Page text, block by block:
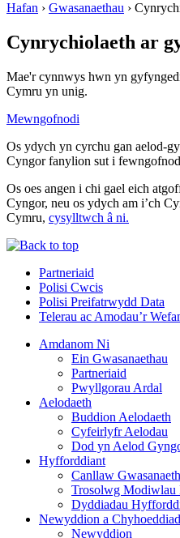
Hafan › Gwasanaethau ›
Cynrychiolaeth ar
Mae'r cynnwys hwn yn
Cymru yn unig.
Mewngofnodi
Os ydych yn cyrchu gan aelod-
Cyngor fanylion sut i
Os oes angen i chi gael eich
Cyngor, neu os ydych am i’ch
Cymru, cysylltwch â ni.
Partneriaid
Polisi Cwcis
Polisi Preifatrwydd Data
Telerau ac Amodau’r
Amdanom Ni
Ein Gwasanaethau
Partneriaid
Pwyllgorau Ardal
Aelodaeth
Buddion Aelodaeth
Cyfeirlyfr Aelodau
Dod yn Aelod
Hyfforddiant
Canllaw
Trosolwg Modiwlau
Dyddiadau
Newyddion a
Newyddion